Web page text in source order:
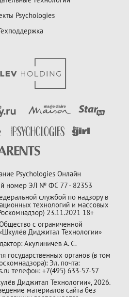
Psychologies
Psychologies Онлайн
номер ЭЛ № ФС 77 - 82353
службой по надзору в
технологий и массовых
23.11.2021 18+
с ограниченной
Диджитал Технологии»
Акулиничев А. С.
государственных органов (в том
Эл. почта:
телефон: +7(495) 633-57-57
Диджитал Технологии», 2026.
материалов сайта без